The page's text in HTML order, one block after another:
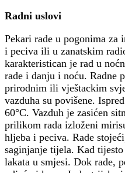
Radni uslovi
Pekari rade u pogonima
i peciva ili u zanatskim
karakteristican je rad u
rade i danju i noću. Radne
prirodnim ili vještackim
vazduha su povišene.
60°C. Vazduh je zasićen
prilikom rada izloženi
hljeba i peciva. Rade
saginjanje tijela. Kad
lakata u smjesi. Dok rade,